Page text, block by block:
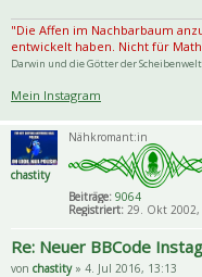
"Die Affen im Nachbarbaum
entwickelt haben. Nicht für
Darwin und die Götter der Scheibenwelt
Mein Instagram
chastity
Nähkromant:in
Beiträge: 9064
Registriert:29. Okt 2002,
Re: Neuer BBCode
von chastity» 4. Jul 2016, 13:13